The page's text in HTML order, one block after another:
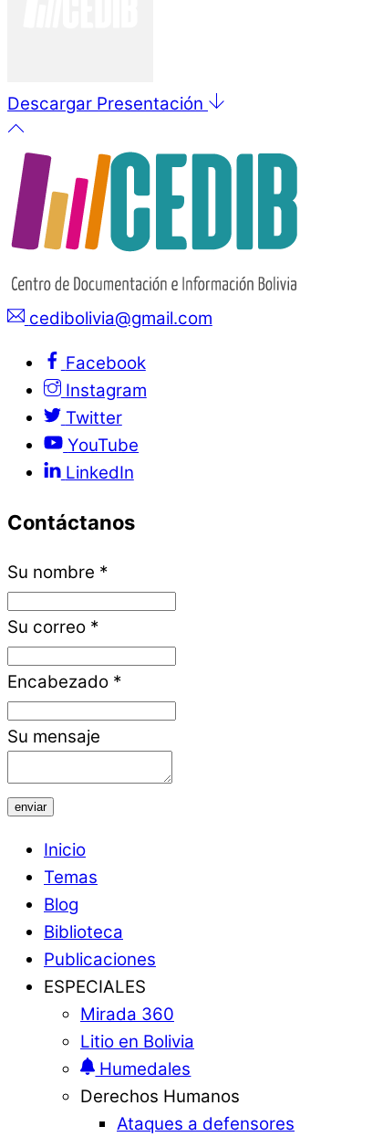
Descargar Presentación
cedibolivia@gmail.com
Facebook
Instagram
Twitter
YouTube
LinkedIn
Contáctanos
Su nombre *
Su correo *
Encabezado *
Su mensaje
enviar
Inicio
Temas
Blog
Biblioteca
Publicaciones
ESPECIALES
Mirada 360
Litio en Bolivia
Humedales
Derechos Humanos
Ataques a defensores